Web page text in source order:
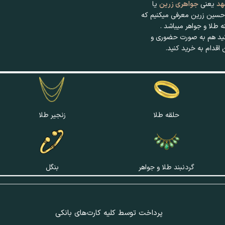
یعنیجواهری زرین یا
زرین معرفی میکنیم که
هم به صورت حضوری و
اقدام به خرید کنید.
حلقه طلا زنجیر طلا
گردنبند طلا و جواهر بنگل
پرداخت توسط کلیه کارت‌های بانکی